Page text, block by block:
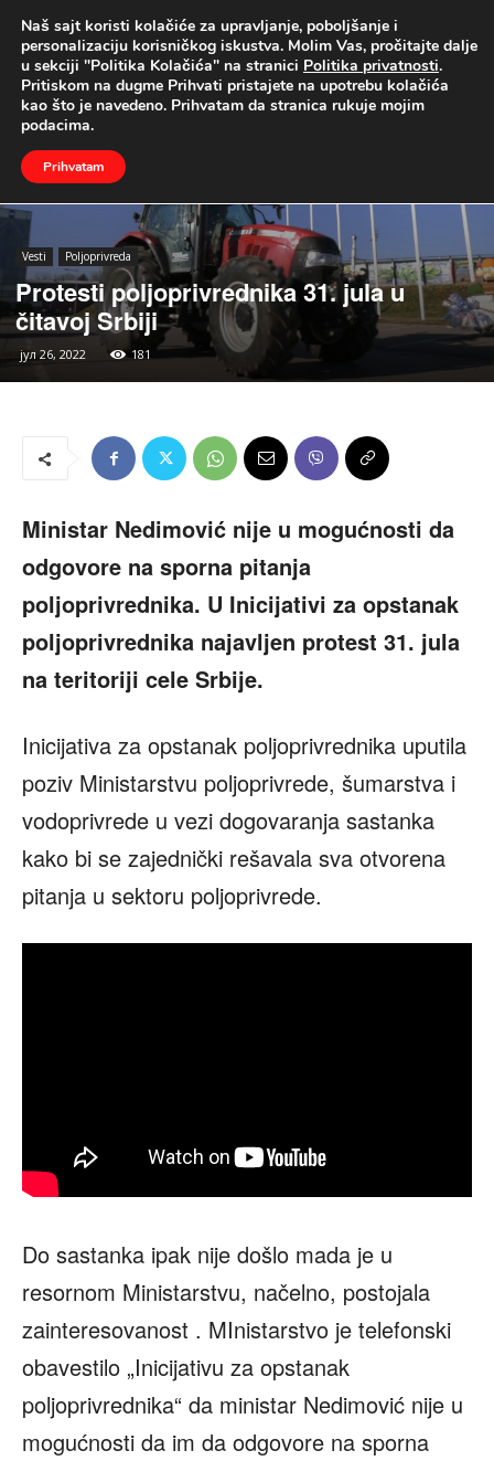
UŽIVO
Naslovna Vesti Poljoprivreda
Vesti Poljoprivreda
Protesti poljoprivrednika 31. jula u
čitavoj Srbiji
јул 26, 2022 181
Ministar Nedimović nije u mogućnosti da
odgovore na sporna pitanja
poljoprivrednika. U Inicijativi za opstanak
poljoprivrednika najavljen protest 31. jula
na teritoriji cele Srbije.
Inicijativa za opstanak poljoprivrednika uputila
poziv Ministarstvu poljoprivrede, šumarstva i
vodoprivrede u vezi dogovaranja sastanka
kako bi se zajednički rešavala sva otvorena
pitanja u sektoru poljoprivrede.
Do sastanka ipak nije došlo mada je u
resornom Ministarstvu, načelno, postojala
zainteresovanost . MInistarstvo je telefonski
obavestilo „Inicijativu za opstanak
poljoprivrednika“ da ministar Nedimović nije u
mogućnosti da im da odgovore na sporna
Naš sajt koristi kolačiće za upravljanje, poboljšanje i
personalizaciju korisničkog iskustva. Molim Vas, pročitajte dalje
u sekciji "Politika Kolačića" na stranici Politika privatnosti.
Pritiskom na dugme Prihvati pristajete na upotrebu kolačića
kao što je navedeno. Prihvatam da stranica rukuje mojim
podacima.
Prihvatam